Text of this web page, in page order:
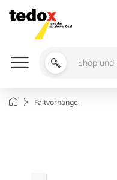
Inhalt
springen
Shop
durchsuchen
StartseiteFaltvorhänge